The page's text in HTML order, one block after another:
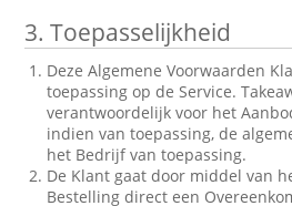
3. Toepasselijkheid
Deze Algemene Voorwaarden
toepassing op de Service.
verantwoordelijk voor het
indien van toepassing, de
het Bedrijf van toepassing.
De Klant gaat door middel van
Bestelling direct een